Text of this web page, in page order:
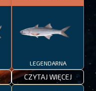
LEGENDARNA
CZYTAJ WIĘCEJ